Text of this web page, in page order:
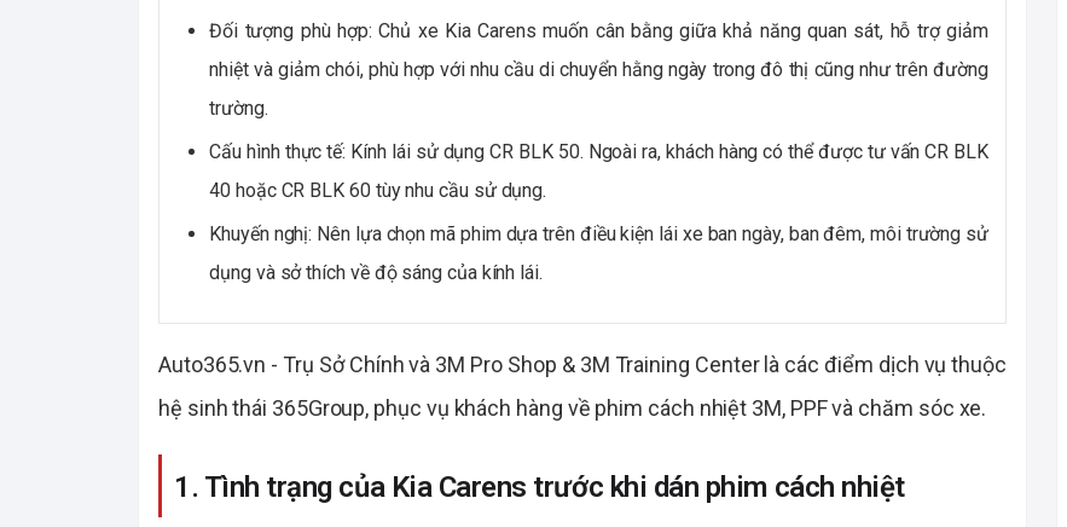
Đối tượng phù hợp: Chủ xe Kia Carens muốn cân bằng giữa khả năng quan sát, hỗ trợ giảm
nhiệt và giảm chói, phù hợp với nhu cầu di chuyển hằng ngày trong đô thị cũng như trên đường
trường.
Cấu hình thực tế: Kính lái sử dụng CR BLK 50. Ngoài ra, khách hàng có thể được tư vấn CR BLK
40 hoặc CR BLK 60 tùy nhu cầu sử dụng.
Khuyến nghị: Nên lựa chọn mã phim dựa trên điều kiện lái xe ban ngày, ban đêm, môi trường sử
dụng và sở thích về độ sáng của kính lái.
Auto365.vn - Trụ Sở Chính và 3M Pro Shop & 3M Training Center là các điểm dịch vụ thuộc
hệ sinh thái 365Group, phục vụ khách hàng về phim cách nhiệt 3M, PPF và chăm sóc xe.
1. Tình trạng của Kia Carens trước khi dán phim cách nhiệt